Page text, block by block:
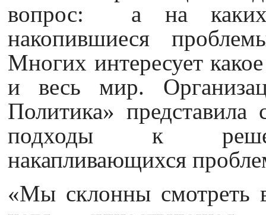
вопрос: а на каких
накопившиеся
Многих интересует
и весь мир.
Политика»
подходы к
накапливающихся
«Мы склонны смотреть